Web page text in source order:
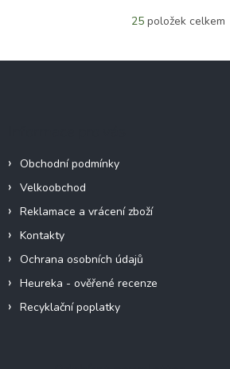
O
l
25 položek celkem
Obchodní podmínky
Velkoobchod
Reklamace a vrácení zboží
Kontakty
Ochrana osobních údajů
Heureka - ověřené recenze
Recyklační poplatky